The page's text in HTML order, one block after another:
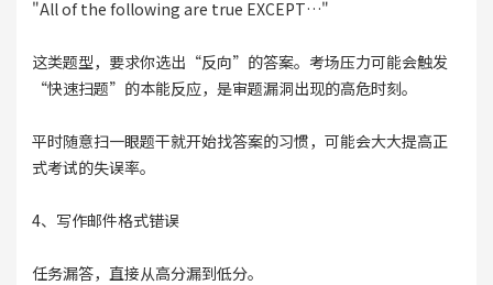
"All of the following are true EXCEPT…"
这类题型，要求你选出“反向”的答案。考场压力可能会触发
“快速扫题”的本能反应，是审题漏洞出现的高危时刻。
平时随意扫一眼题干就开始找答案的习惯，可能会大大提高正
式考试的失误率。
4、写作邮件格式错误
任务漏答，直接从高分漏到低分。